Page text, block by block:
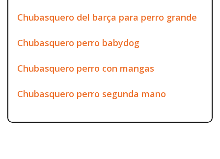
Chubasquero del barça para perro grande
Chubasquero perro babydog
Chubasquero perro con mangas
Chubasquero perro segunda mano